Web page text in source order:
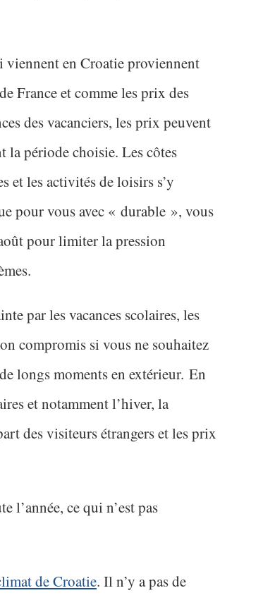
viennent en Croatie proviennent
France et comme les prix des
des vacanciers, les prix peuvent
période choisie. Les côtes
et les activités de loisirs s’y
pour vous avec « durable », vous
pour limiter la pression
par les vacances scolaires, les
compromis si vous ne souhaitez
longs moments en extérieur. En
et notamment l’hiver, la
des visiteurs étrangers et les prix
l’année, ce qui n’est pas
de Croatie. Il n’y a pas de